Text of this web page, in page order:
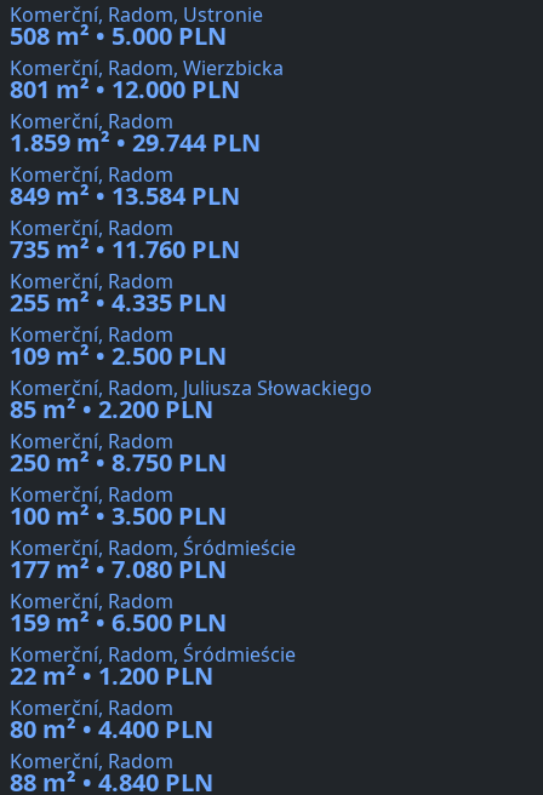
Komerční, Radom, Ustronie
508 m² • 5.000 PLN
Komerční, Radom, Wierzbicka
801 m² • 12.000 PLN
Komerční, Radom
1.859 m² • 29.744 PLN
Komerční, Radom
849 m² • 13.584 PLN
Komerční, Radom
735 m² • 11.760 PLN
Komerční, Radom
255 m² • 4.335 PLN
Komerční, Radom
109 m² • 2.500 PLN
Komerční, Radom, Juliusza Słowackiego
85 m² • 2.200 PLN
Komerční, Radom
250 m² • 8.750 PLN
Komerční, Radom
100 m² • 3.500 PLN
Komerční, Radom, Śródmieście
177 m² • 7.080 PLN
Komerční, Radom
159 m² • 6.500 PLN
Komerční, Radom, Śródmieście
22 m² • 1.200 PLN
Komerční, Radom
80 m² • 4.400 PLN
Komerční, Radom
88 m² • 4.840 PLN